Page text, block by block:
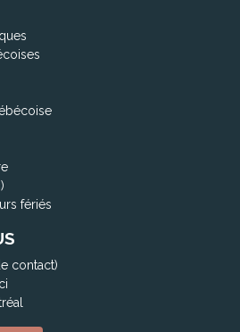
fériés
contact)